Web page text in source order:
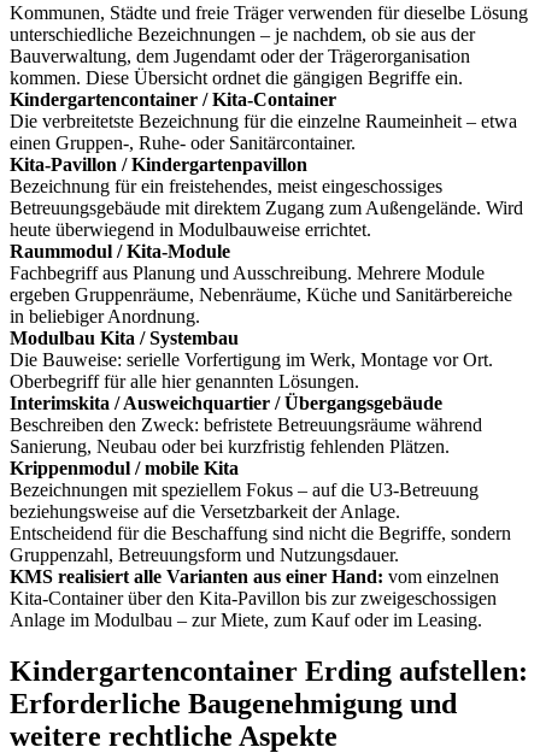
Kommunen, Städte und freie Träger verwenden für dieselbe Lösung
unterschiedliche Bezeichnungen – je nachdem, ob sie aus der
Bauverwaltung, dem Jugendamt oder der Trägerorganisation
kommen. Diese Übersicht ordnet die gängigen Begriffe ein.
Kindergartencontainer / Kita-Container
Die verbreitetste Bezeichnung für die einzelne Raumeinheit – etwa
einen Gruppen-, Ruhe- oder Sanitärcontainer.
Kita-Pavillon / Kindergartenpavillon
Bezeichnung für ein freistehendes, meist eingeschossiges
Betreuungsgebäude mit direktem Zugang zum Außengelände. Wird
heute überwiegend in Modulbauweise errichtet.
Raummodul / Kita-Module
Fachbegriff aus Planung und Ausschreibung. Mehrere Module
ergeben Gruppenräume, Nebenräume, Küche und Sanitärbereiche
in beliebiger Anordnung.
Modulbau Kita / Systembau
Die Bauweise: serielle Vorfertigung im Werk, Montage vor Ort.
Oberbegriff für alle hier genannten Lösungen.
Interimskita / Ausweichquartier / Übergangsgebäude
Beschreiben den Zweck: befristete Betreuungsräume während
Sanierung, Neubau oder bei kurzfristig fehlenden Plätzen.
Krippenmodul / mobile Kita
Bezeichnungen mit speziellem Fokus – auf die U3-Betreuung
beziehungsweise auf die Versetzbarkeit der Anlage.
Entscheidend für die Beschaffung sind nicht die Begriffe, sondern
Gruppenzahl, Betreuungsform und Nutzungsdauer.
KMS realisiert alle Varianten aus einer Hand: vom einzelnen
Kita-Container über den Kita-Pavillon bis zur zweigeschossigen
Anlage im Modulbau – zur Miete, zum Kauf oder im Leasing.
Kindergartencontainer Erding aufstellen:
Erforderliche Baugenehmigung und
weitere rechtliche Aspekte